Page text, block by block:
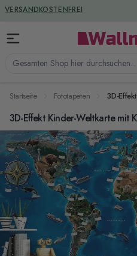
Zum Inhalt springen
Gesamten Shop hier
VERSANDKOSTENFREI
GREENGUARD ZERTIFIZIERT
Startseite Fototapeten
3D-Effekt Kinder-Weltkarte mit